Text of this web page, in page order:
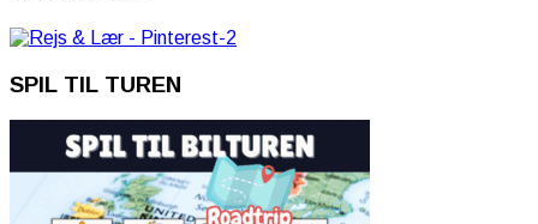
SPIL TIL TUREN